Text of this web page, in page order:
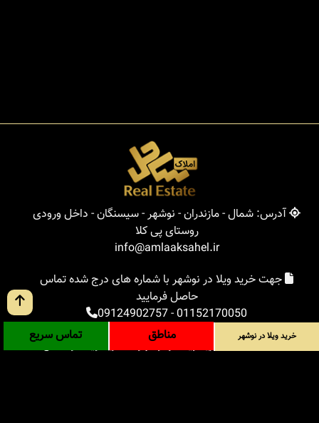
آدرس: شمال - مازندران - نوشهر - سیسنگان - داخل ورودی
روستای پی کلا
info@amlaaksahel.ir
جهت خرید ویلا در نوشهر با شماره های درج شده تماس
حاصل فرمایید
01152170050
-
09124902757
املاک ساحل
خرید ویلا در نوشهر
خرید ویلا در شمال
خرید ویلا در نوشهر مناطق تماس سریع